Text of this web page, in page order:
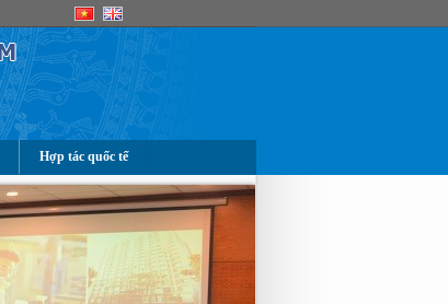
Hợp tác quốc tế